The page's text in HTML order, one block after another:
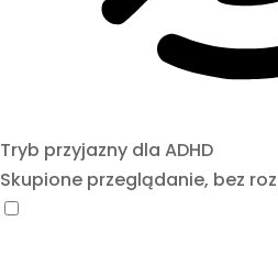
Tryb przyjazny dla ADHD
Skupione przeglądanie, bez